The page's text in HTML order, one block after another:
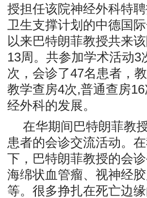
授担任该院神经外科特
卫生支撑计划的中德国
以来巴特朗菲教授共来
13周。共参加学术活动
次，会诊了47名患者，
教学查房4次,普通查房
经外科的发展。
在华期间巴特朗菲教
患者的会诊交流活动。
下，巴特朗菲教授的会
海绵状血管瘤、视神经
等。很多挣扎在死亡边